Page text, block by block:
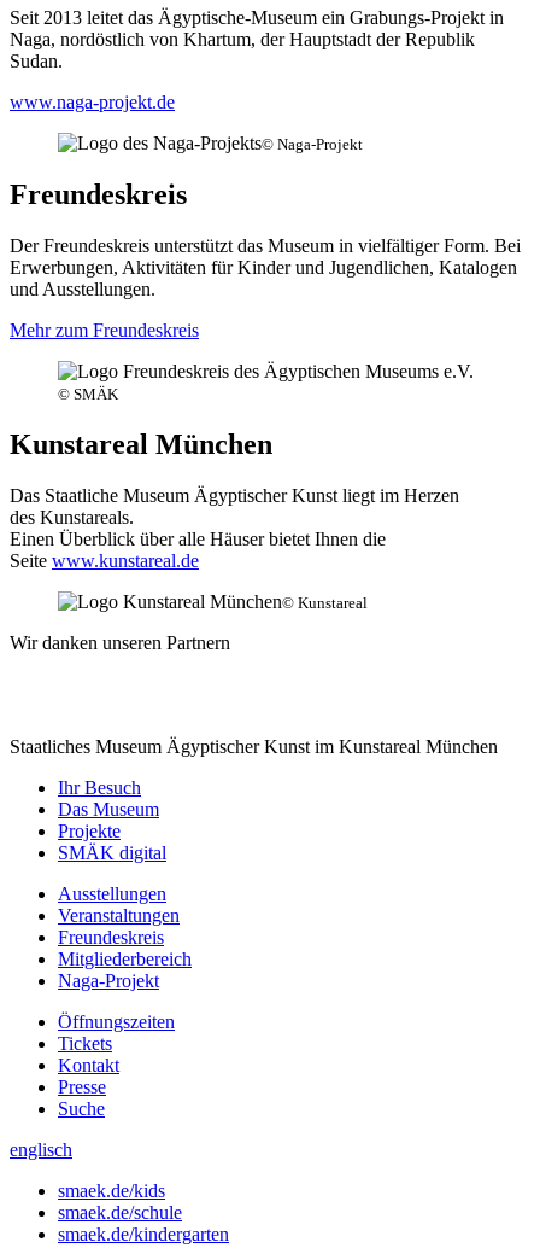
Seit 2013 leitet das Ägyptische-Museum ein Grabungs-Projekt in
Naga, nordöstlich von Khartum, der Hauptstadt der Republik
Sudan.
www.naga-projekt.de
© Naga-Projekt
Freundeskreis
Der Freundeskreis unterstützt das Museum in vielfältiger Form. Bei
Erwerbungen, Aktivitäten für Kinder und Jugendlichen, Katalogen
und Ausstellungen.
Mehr zum Freundeskreis
© SMÄK
Kunstareal München
Das Staatliche Museum Ägyptischer Kunst liegt im Herzen
des Kunstareals.
Einen Überblick über alle Häuser bietet Ihnen die
Seite www.kunstareal.de
© Kunstareal
Wir danken unseren Partnern
Staatliches Museum Ägyptischer Kunst im Kunstareal München
Ihr Besuch
Das Museum
Projekte
SMÄK digital
Ausstellungen
Veranstaltungen
Freundeskreis
Mitgliederbereich
Naga-Projekt
Öffnungszeiten
Tickets
Kontakt
Presse
Suche
englisch
smaek.de/kids
smaek.de/schule
smaek.de/kindergarten